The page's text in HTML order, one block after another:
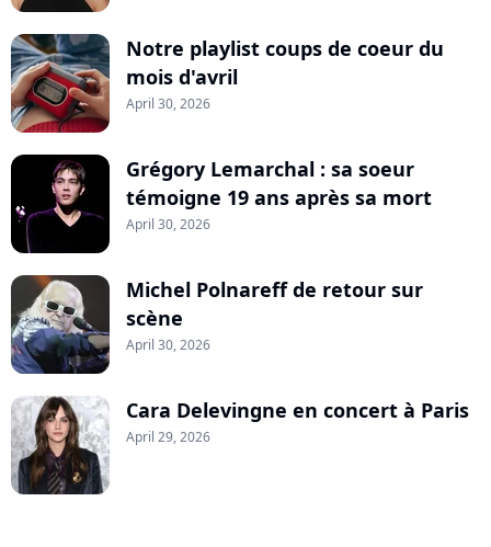
Notre playlist coups de coeur du
mois d'avril
April 30, 2026
Grégory Lemarchal : sa soeur
témoigne 19 ans après sa mort
April 30, 2026
Michel Polnareff de retour sur
scène
April 30, 2026
Cara Delevingne en concert à Paris
April 29, 2026